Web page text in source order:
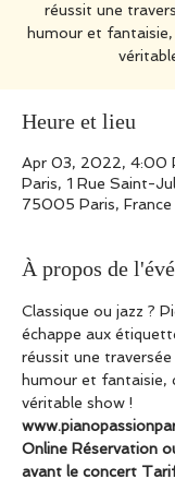
réussit une
humour et fantaisie,
Heure et lieu
Apr 03, 2022, 4:00
Paris, 1 Rue Saint-
75005 Paris, France
À propos de
Classique ou jazz ?
échappe aux
réussit une
humour et fantaisie,
véritable show !
Online Réservation
avant le concert